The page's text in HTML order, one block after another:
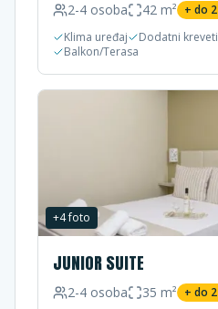
2-4 osoba 42 m² + do 2
Klima uređaj
Dodatni kreveti
Balkon/Terasa
+4foto
JUNIOR SUITE
2-4 osoba 35 m² + do 2